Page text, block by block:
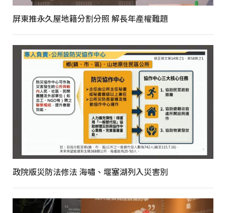
屏東推永久屋地籍分割分照 解長年產權難題
政院版災防法修法 海嘯、堰塞湖列入災害別